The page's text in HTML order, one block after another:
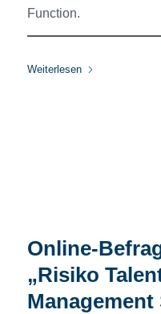
Function.
Weiterlesen
Online-
„Risiko